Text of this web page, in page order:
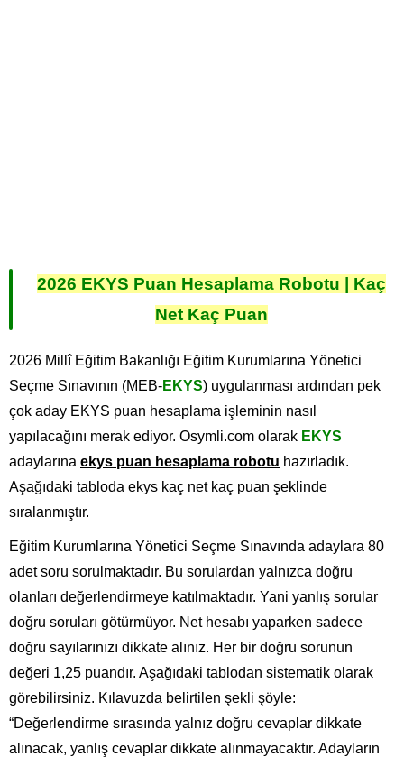
2026 EKYS Puan Hesaplama Robotu | Kaç
Net Kaç Puan
2026 Millî Eğitim Bakanlığı Eğitim Kurumlarına Yönetici
Seçme Sınavının (MEB-EKYS) uygulanması ardından pek
çok aday EKYS puan hesaplama işleminin nasıl
yapılacağını merak ediyor. Osymli.com olarak EKYS
adaylarına ekys puan hesaplama robotu hazırladık.
Aşağıdaki tabloda ekys kaç net kaç puan şeklinde
sıralanmıştır.
Eğitim Kurumlarına Yönetici Seçme Sınavında adaylara 80
adet soru sorulmaktadır. Bu sorulardan yalnızca doğru
olanları değerlendirmeye katılmaktadır. Yani yanlış sorular
doğru soruları götürmüyor. Net hesabı yaparken sadece
doğru sayılarınızı dikkate alınız. Her bir doğru sorunun
değeri 1,25 puandır. Aşağıdaki tablodan sistematik olarak
görebilirsiniz. Kılavuzda belirtilen şekli şöyle:
“Değerlendirme sırasında yalnız doğru cevaplar dikkate
alınacak, yanlış cevaplar dikkate alınmayacaktır. Adayların